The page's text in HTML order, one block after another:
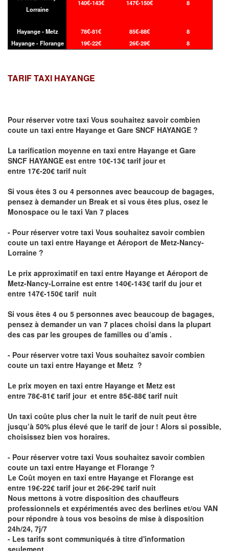
Lorraine
140€-143€ 147€-150€ 8
Hayange - Metz 78€-81€ 85€-88€
8
Hayange - Florange
19€-22€ 26€-29€ 8
TARIF TAXI HAYANGE
Pour réserver votre taxi Vous souhaitez savoircombien
coute un taxi entre Hayange et Gare SNCF HAYANGE ?
La tarification moyenne en taxi entre Hayange et Gare
SNCF HAYANGE est entre 10€-13€ tarif jour et
entre 17€-20€ tarif nuit
Si vous êtes 3 ou 4 personnes avec beaucoup de bagages,
pensez à demander un Break et si vous êtes plus, osez le
Monospace ou le taxi Van 7 places
- Pour réserver votre taxi Vous souhaitez savoircombien
coute un taxi entre Hayange et Aéroport de Metz-Nancy-
Lorraine ?
Le prix approximatif en taxi entre Hayange et Aéroport de
Metz-Nancy-Lorraine est entre 140€-143€ tarif du jour et
entre 147€-150€ tarif nuit
Si vous êtes 4 ou 5 personnes avec beaucoup de bagages,
pensez à demander un van 7 places choisi dans la plupart
des cas par les groupes de familles ou d’amis .
- Pour réserver votre taxi Vous souhaitez savoircombien
coute un taxi entre Hayange et Metz ?
Le prix moyen en taxi entre Hayange et Metz est
entre 78€-81€ tarif jour et entre 85€-88€ tarif nuit
Un taxi coûte plus cher la nuit le tarif de nuit peut être
jusqu’à 50% plus élevé que le tarif de jour ! Alors si possible,
choisissez bien vos horaires.
- Pour réserver votre taxi Vous souhaitez savoircombien
coute un taxi entre Hayange et Florange ?
Le Coût moyen en taxi entre Hayange et Florange est
entre 19€-22€ tarif jour et 26€-29€ tarif nuit
Nous mettons à votre disposition des chauffeurs
professionnels et expérimentés avec des berlines et/ou VAN
pour répondre à tous vos besoins de mise à disposition
24h/24, 7j/7
- Les tarifs sont communiqués à titre d'information